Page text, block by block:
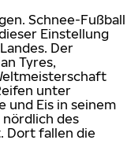
Schnee-Fußball
Einstellung
Der
Tyres,
unter
und Eis in seinem
des
Dort fallen die